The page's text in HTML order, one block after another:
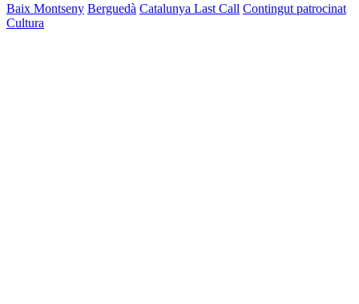
Baix Montseny Berguedà Catalunya Last Call Contingut patrocinat
Cultura